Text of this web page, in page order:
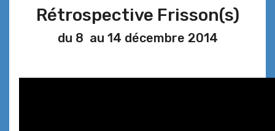
Rétrospective Frisson(s)
du 8 au 14 décembre 2014